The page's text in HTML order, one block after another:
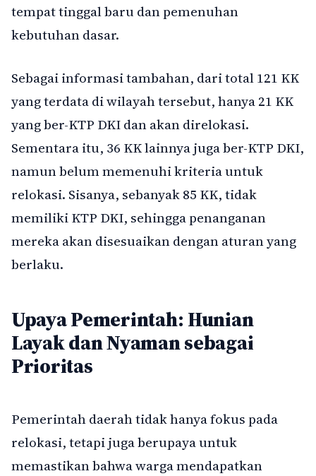
tempat tinggal baru dan pemenuhan
kebutuhan dasar.
Sebagai informasi tambahan, dari total 121 KK
yang terdata di wilayah tersebut, hanya 21 KK
yang ber-KTP DKI dan akan direlokasi.
Sementara itu, 36 KK lainnya juga ber-KTP DKI,
namun belum memenuhi kriteria untuk
relokasi. Sisanya, sebanyak 85 KK, tidak
memiliki KTP DKI, sehingga penanganan
mereka akan disesuaikan dengan aturan yang
berlaku.
Upaya Pemerintah: Hunian
Layak dan Nyaman sebagai
Prioritas
Pemerintah daerah tidak hanya fokus pada
relokasi, tetapi juga berupaya untuk
memastikan bahwa warga mendapatkan